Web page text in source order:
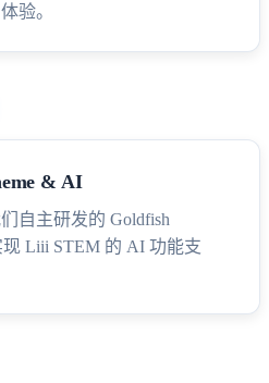
验。
& AI
自主研发的 Goldfish
现 Liii STEM 的 AI 功能支